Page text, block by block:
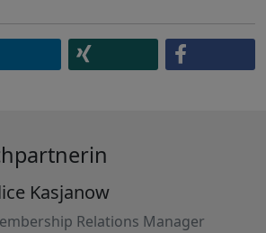
Kasjanow
Relations Manager